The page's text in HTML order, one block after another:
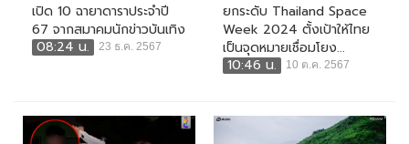
เปิด 10 ฉายาดาราประจำปี
67 จากสมาคมนักข่าวบันเทิง
08:24 น.
23 ธ.ค. 2567
ยกระดับ Thailand Space
Week 2024 ตั้งเป้าให้ไทย
เป็นจุดหมายเชื่อมโยง...
10:46 น.
10 ต.ค. 2567